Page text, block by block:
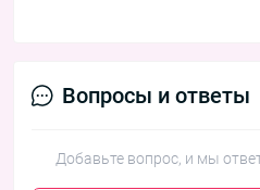
Вопросы и ответы
Добавьте вопрос, и мы